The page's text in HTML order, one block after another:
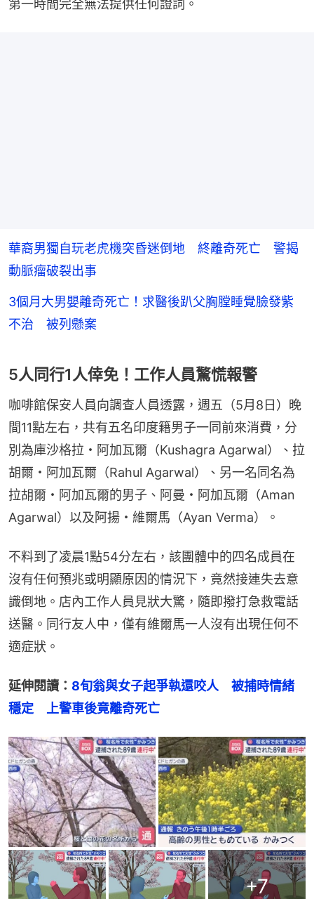
第一時間完全無法提供任何證詞。
華裔男獨自玩老虎機突昏迷倒地 終離奇死亡 警揭
動脈瘤破裂出事
3個月大男嬰離奇死亡！求醫後趴父胸膛睡覺臉發紫
不治 被列懸案
5人同行1人倖免！工作人員驚慌報警
咖啡館保安人員向調查人員透露，週五（5月8日）晚
間11點左右，共有五名印度籍男子一同前來消費，分
別為庫沙格拉・阿加瓦爾（Kushagra Agarwal）、拉
胡爾・阿加瓦爾（Rahul Agarwal）、另一名同名為
拉胡爾・阿加瓦爾的男子、阿曼・阿加瓦爾（Aman
Agarwal）以及阿揚・維爾馬（Ayan Verma）。
不料到了凌晨1點54分左右，該團體中的四名成員在
沒有任何預兆或明顯原因的情況下，竟然接連失去意
識倒地。店內工作人員見狀大驚，隨即撥打急救電話
送醫。同行友人中，僅有維爾馬一人沒有出現任何不
適症狀。
延伸閱讀： 8旬翁與女子起爭執還咬人　被捕時情緒
穩定　上警車後竟離奇死亡
+7